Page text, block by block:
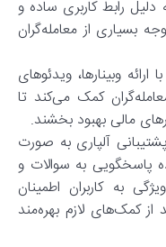
دلیل رابط کاربری ساده و
بسیاری از معامله‌گران
ارائه وبینارها، ویدئوهای
کمک می‌کند تا
مالی بهبود بخشند.
آلپاری به صورت
هفته آماده پاسخگویی به سوالات و
به کاربران اطمینان
کمک‌های لازم بهره‌مند